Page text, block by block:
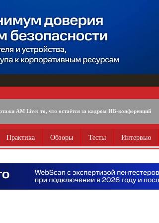
AM Live: то, что остаётся за кадром ИБ-конференций
Практика Обзоры Тесты Интервью